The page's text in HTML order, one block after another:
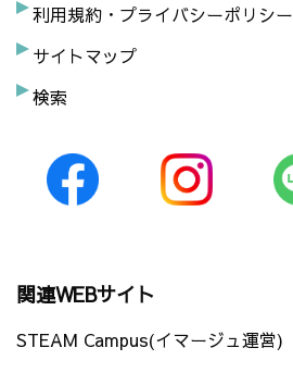
利用規約・プライバシーポリシー
サイトマップ
検索
関連WEBサイト
STEAM Campus(イマージュ運営)